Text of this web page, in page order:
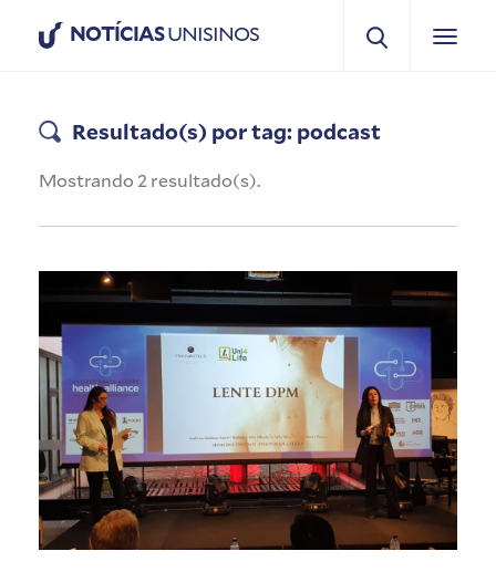
NOTÍCIASUNISINOS
Resultado(s) por tag: podcast
Mostrando 2 resultado(s).